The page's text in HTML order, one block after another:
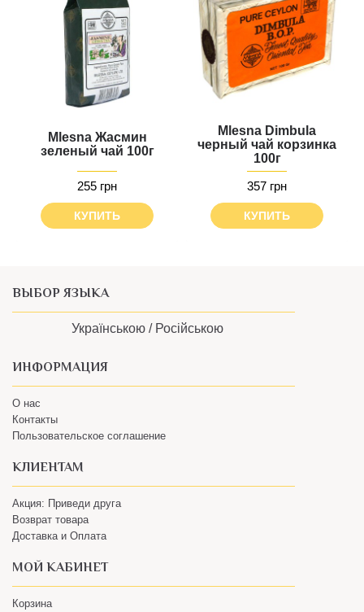
Mlesna Жасмин
зеленый чай 100г
255 грн
КУПИТЬ
Mlesna Dimbula
черный чай корзинка
100г
357 грн
КУПИТЬ
ВЫБОР ЯЗЫКА
Українською / Російською
ИНФОРМАЦИЯ
О нас
Контакты
Пользовательское соглашение
КЛИЕНТАМ
Акция: Приведи друга
Возврат товара
Доставка и Оплата
МОЙ КАБИНЕТ
Корзина